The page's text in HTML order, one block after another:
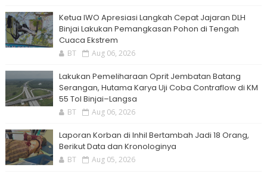
Ketua IWO Apresiasi Langkah Cepat Jajaran DLH
Binjai Lakukan Pemangkasan Pohon di Tengah
Cuaca Ekstrem
BT Aug 06, 2026
Lakukan Pemeliharaan Oprit Jembatan Batang
Serangan, Hutama Karya Uji Coba Contraflow di KM
55 Tol Binjai–Langsa
BT Aug 06, 2026
Laporan Korban di Inhil Bertambah Jadi 18 Orang,
Berikut Data dan Kronologinya
BT Aug 05, 2026